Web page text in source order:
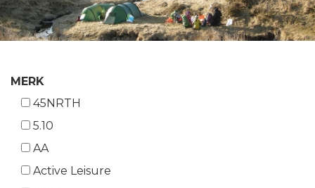
MERK
45NRTH
5.10
AA
Active Leisure